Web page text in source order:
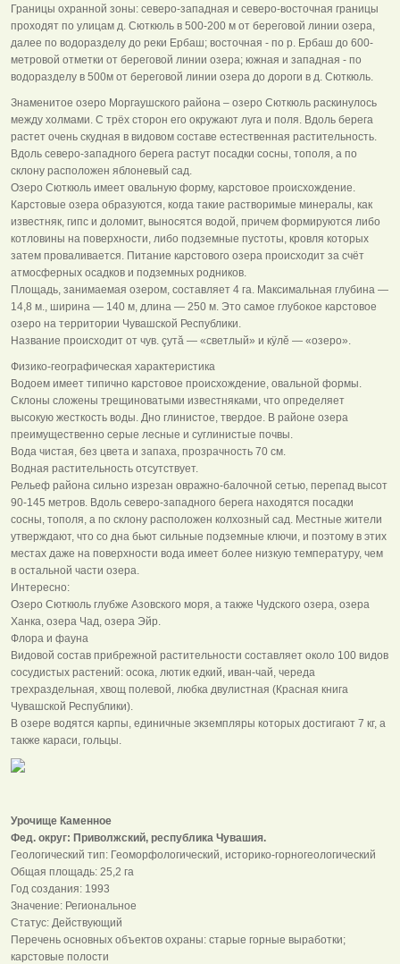
Границы охранной зоны: северо-западная и северо-восточная границы
проходят по улицам д. Сюткюль в 500-200 м от береговой линии озера,
далее по водоразделу до реки Ербаш; восточная - по р. Ербаш до 600-
метровой отметки от береговой линии озера; южная и западная - по
водоразделу в 500м от береговой линии озера до дороги в д. Сюткюль.
Знаменитое озеро Моргаушского района – озеро Сюткюль раскинулось
между холмами. С трёх сторон его окружают луга и поля. Вдоль берега
растет очень скудная в видовом составе естественная растительность.
Вдоль северо-западного берега растут посадки сосны, тополя, а по
склону расположен яблоневый сад.
Озеро Сюткюль имеет овальную форму, карстовое происхождение.
Карстовые озера образуются, когда такие растворимые минералы, как
известняк, гипс и доломит, выносятся водой, причем формируются либо
котловины на поверхности, либо подземные пустоты, кровля которых
затем проваливается. Питание карстового озера происходит за счёт
атмосферных осадков и подземных родников.
Площадь, занимаемая озером, составляет 4 га. Максимальная глубина —
14,8 м., ширина — 140 м, длина — 250 м. Это самое глубокое карстовое
озеро на территории Чувашской Республики.
Название происходит от чув. çутă — «светлый» и кÿлĕ — «озеро».
Физико-географическая характеристика
Водоем имеет типично карстовое происхождение, овальной формы.
Склоны сложены трещиноватыми известняками, что определяет
высокую жесткость воды. Дно глинистое, твердое. В районе озера
преимущественно серые лесные и суглинистые почвы.
Вода чистая, без цвета и запаха, прозрачность 70 см.
Водная растительность отсутствует.
Рельеф района сильно изрезан овражно-балочной сетью, перепад высот
90-145 метров. Вдоль северо-западного берега находятся посадки
сосны, тополя, а по склону расположен колхозный сад. Местные жители
утверждают, что со дна бьют сильные подземные ключи, и поэтому в этих
местах даже на поверхности вода имеет более низкую температуру, чем
в остальной части озера.
Интересно:
Озеро Сюткюль глубже Азовского моря, а также Чудского озера, озера
Ханка, озера Чад, озера Эйр.
Флора и фауна
Видовой состав прибрежной растительности составляет около 100 видов
сосудистых растений: осока, лютик едкий, иван-чай, череда
трехраздельная, хвощ полевой, любка двулистная (Красная книга
Чувашской Республики).
В озере водятся карпы, единичные экземпляры которых достигают 7 кг, а
также караси, гольцы.
Урочище Каменное
Фед. округ: Приволжский, республика Чувашия.
Геологический тип: Геоморфологический, историко-горногеологический
Общая площадь: 25,2 га
Год создания: 1993
Значение: Региональное
Статус: Действующий
Перечень основных объектов охраны: старые горные выработки;
карстовые полости